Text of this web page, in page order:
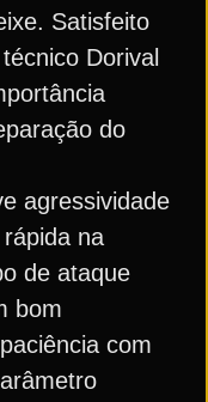
Satisfeito
Dorival
do
agressividade
na
de ataque
bom
com